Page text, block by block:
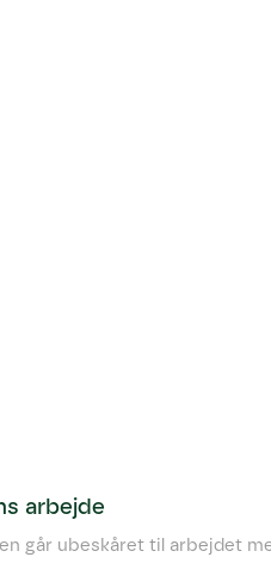
arbejde
går ubeskåret til arbejdet